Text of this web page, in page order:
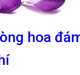
hoa